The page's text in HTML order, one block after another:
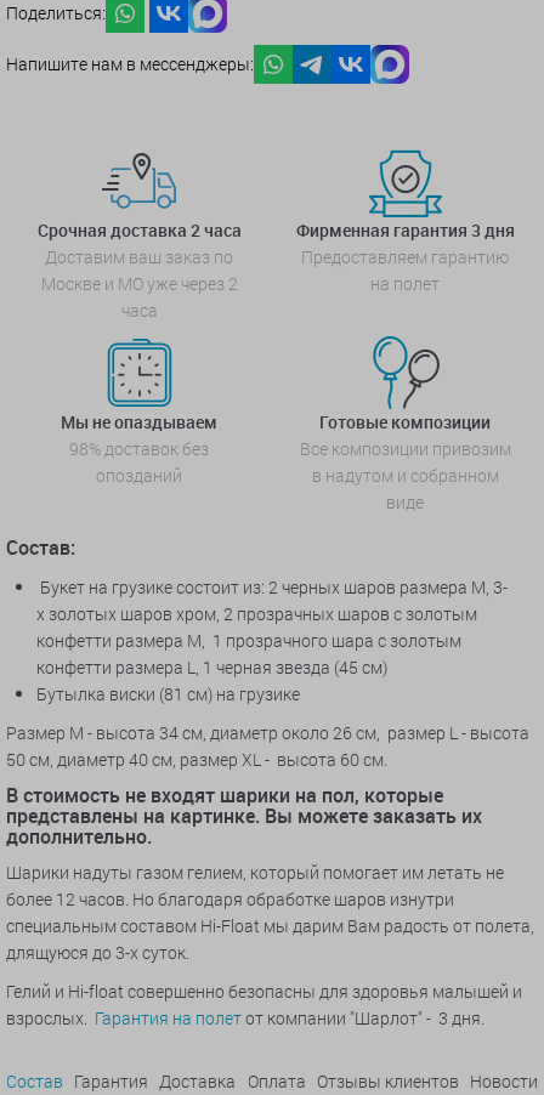
Поделиться:
Напишите нам в мессенджеры:
Срочная доставка 2 часа
Доставим ваш заказ по
Москве и МО уже через 2
часа
Фирменная гарантия 3 дня
Предоставляем гарантию
на полет
Мы не опаздываем
98% доставок без
опозданий
Готовые композиции
Все композиции привозим
в надутом и собранном
виде
Состав:
Букет на грузике состоит из: 2 черных шаров размера М, 3-
х золотых шаров хром, 2 прозрачных шаров с золотым
конфетти размера М, 1 прозрачного шара с золотым
конфетти размера L, 1 черная звезда (45 см)
Бутылка виски (81 см) на грузике
Размер М - высота 34 см, диаметр около 26 см, размер L - высота
50 см, диаметр 40 см, размер XL - высота 60 см.
В стоимость не входят шарики на пол, которые
представлены на картинке. Вы можете заказать их
дополнительно.
Шарики надуты газом гелием, который помогает им летать не
более 12 часов. Но благодаря обработке шаров изнутри
специальным составом Hi-Float мы дарим Вам радость от полета,
длящуюся до 3-х суток.
Гелий и Hi-float совершенно безопасны для здоровья малышей и
взрослых. Гарантия на полетот компании "Шарлот" - 3 дня.
Состав Гарантия Доставка Оплата Отзывы клиентов Новости